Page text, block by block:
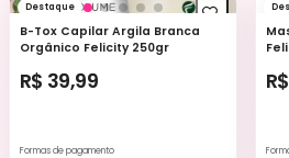
Destaque
B-Tox Capilar Argila Branca
Orgânico Felicity 250gr
R$ 39,99
Formas de pagamento